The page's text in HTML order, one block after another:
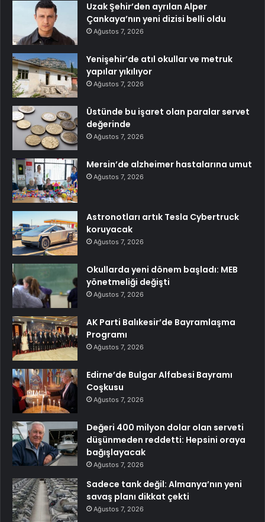
Uzak Şehir’den ayrılan Alper
Çankaya’nın yeni dizisi belli oldu
Ağustos 7, 2026
Yenişehir’de atıl okullar ve metruk
yapılar yıkılıyor
Ağustos 7, 2026
Üstünde bu işaret olan paralar servet
değerinde
Ağustos 7, 2026
Mersin’de alzheimer hastalarına umut
Ağustos 7, 2026
Astronotları artık Tesla Cybertruck
koruyacak
Ağustos 7, 2026
Okullarda yeni dönem başladı: MEB
yönetmeliği değişti
Ağustos 7, 2026
AK Parti Balıkesir’de Bayramlaşma
Programı
Ağustos 7, 2026
Edirne’de Bulgar Alfabesi Bayramı
Coşkusu
Ağustos 7, 2026
Değeri 400 milyon dolar olan serveti
düşünmeden reddetti: Hepsini oraya
bağışlayacak
Ağustos 7, 2026
Sadece tank değil: Almanya’nın yeni
savaş planı dikkat çekti
Ağustos 7, 2026